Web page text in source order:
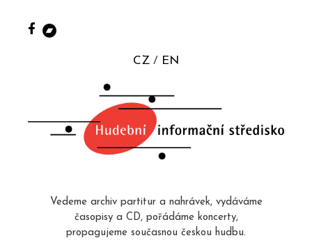
CZ EN
Vedeme archiv partitur a nahrávek, vydáváme
časopisy a CD, pořádáme koncerty,
propagujeme současnou českou hudbu.